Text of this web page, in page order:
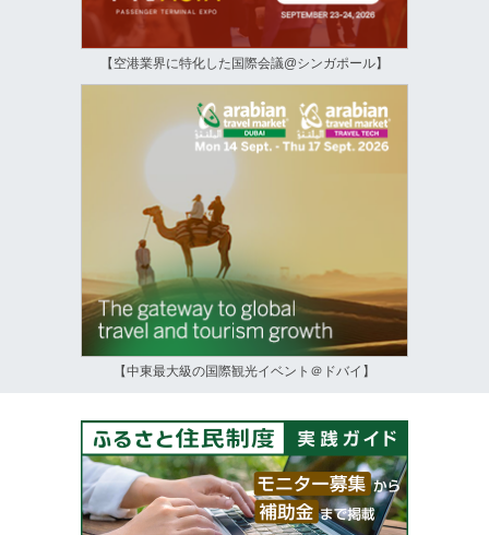
【空港業界に特化した国際会議@シンガポール】
【中東最大級の国際観光イベント＠ドバイ】